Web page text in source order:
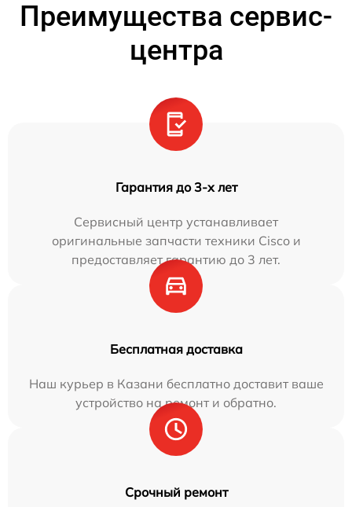
Преимущества сервис-
центра
Гарантия до 3-х лет
Сервисный центр устанавливает
оригинальные запчасти техники Cisco и
предоставляет гарантию до 3 лет.
Бесплатная доставка
Наш курьер в Казани бесплатно доставит ваше
устройство на ремонт и обратно.
Срочный ремонт